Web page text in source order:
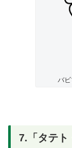
バ
7.「タテト